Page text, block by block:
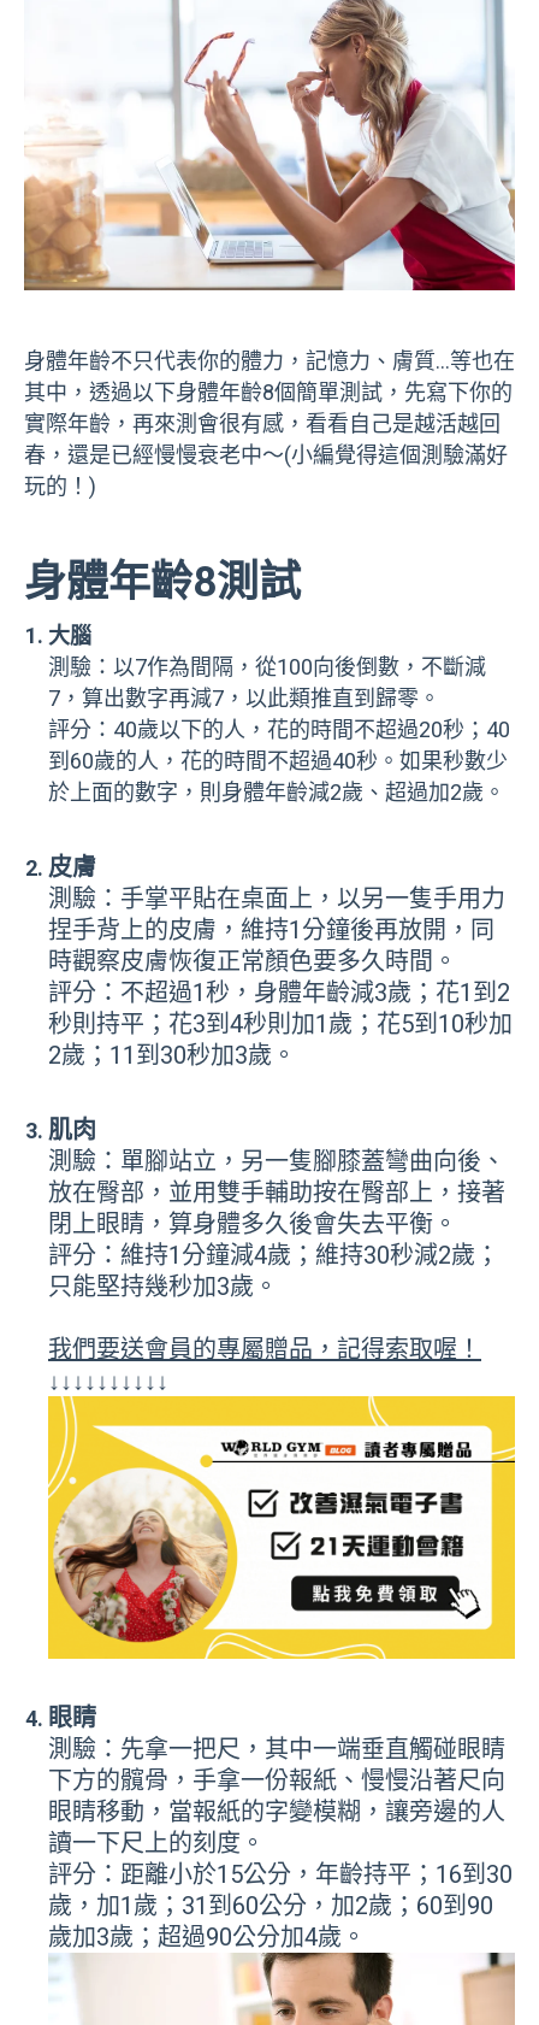
身體年齡不只代表你的體力，記憶力、膚質…等也在
其中，透過以下身體年齡8個簡單測試，先寫下你的
實際年齡，再來測會很有感，看看自己是越活越回
春，還是已經慢慢衰老中～(小編覺得這個測驗滿好
玩的！)
身體年齡8測試
大腦
測驗：以7作為間隔，從100向後倒數，不斷減
7，算出數字再減7，以此類推直到歸零。
評分：40歲以下的人，花的時間不超過20秒；40
到60歲的人，花的時間不超過40秒。如果秒數少
於上面的數字，則身體年齡減2歲、超過加2歲。
皮膚
測驗：手掌平貼在桌面上，以另一隻手用力
捏手背上的皮膚，維持1分鐘後再放開，同
時觀察皮膚恢復正常顏色要多久時間。
評分：不超過1秒，身體年齡減3歲；花1到2
秒則持平；花3到4秒則加1歲；花5到10秒加
2歲；11到30秒加3歲。
肌肉
測驗：單腳站立，另一隻腳膝蓋彎曲向後、
放在臀部，並用雙手輔助按在臀部上，接著
閉上眼睛，算身體多久後會失去平衡。
評分：維持1分鐘減4歲；維持30秒減2歲；
只能堅持幾秒加3歲。
我們要送會員的專屬贈品，記得索取喔！
↓↓↓↓↓↓↓↓↓↓
眼睛
測驗：先拿一把尺，其中一端垂直觸碰眼睛
下方的髖骨，手拿一份報紙、慢慢沿著尺向
眼睛移動，當報紙的字變模糊，讓旁邊的人
讀一下尺上的刻度。
評分：距離小於15公分，年齡持平；16到30
歲，加1歲；31到60公分，加2歲；60到90
歲加3歲；超過90公分加4歲。